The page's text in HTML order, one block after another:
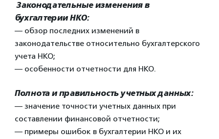
Законодательные изменения в
бухгалтерии НКО:
— обзор последних изменений в
законодательстве относительно бухгалтерского
учета НКО;
— особенности отчетности для НКО.
Полнота и правильность учетных данных:
— значение точности учетных данных при
составлении финансовой отчетности;
— примеры ошибок в бухгалтерии НКО и их